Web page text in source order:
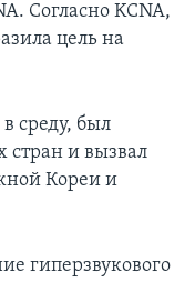
Согласно KCNA,
цель на
среду, был
стран и вызвал
Кореи и
гиперзвукового